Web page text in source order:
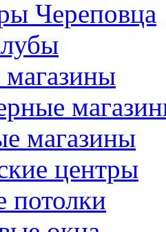
Череповца
магазины
центры
потолки